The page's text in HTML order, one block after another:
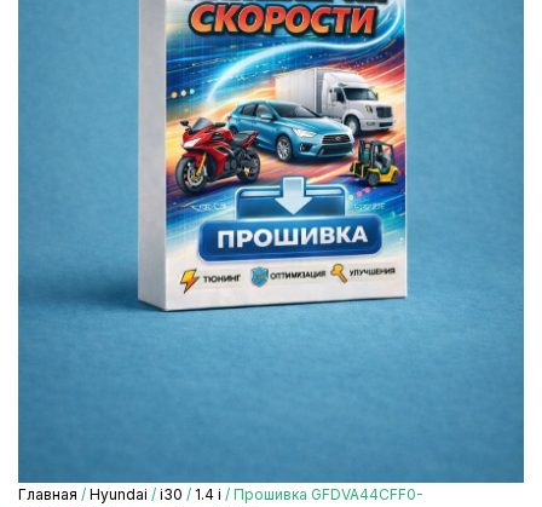
Главная / Hyundai / i30 / 1.4 i / Прошивка GFDVA44CFF0-